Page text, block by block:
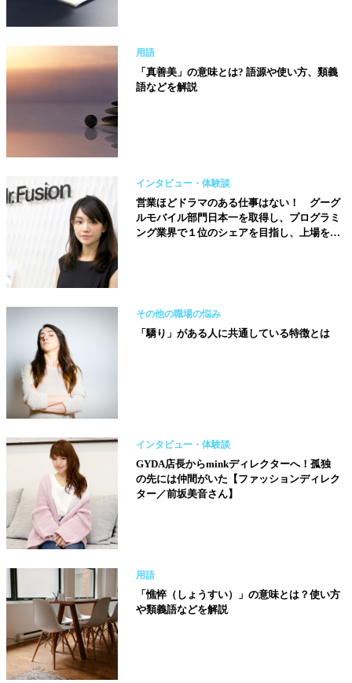
用語
「真善美」の意味とは? 語源や使い方、類義
語などを解説
インタビュー・体験談
営業ほどドラマのある仕事はない！ グーグ
ルモバイル部門日本一を取得し、プログラミ
ング業界で１位のシェアを目指し、上場を果
その他の職場の悩み
「驕り」がある人に共通している特徴とは
インタビュー・体験談
GYDA店長からminkディレクターへ！孤独
の先には仲間がいた【ファッションディレク
ター／前坂美音さん】
用語
「憔悴（しょうすい）」の意味とは？使い方
や類義語などを解説